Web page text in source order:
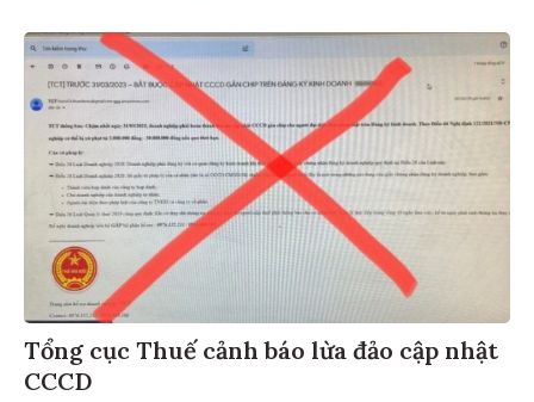
Tổng cục Thuế cảnh báo lừa đảo cập nhật
CCCD